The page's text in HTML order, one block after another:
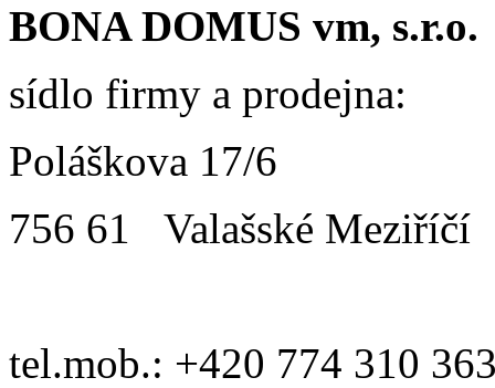
BONA DOMUS vm, s.r.o.
sídlo firmy a prodejna:
Poláškova 17/6
756 61 Valašské Meziříčí
tel.mob.: +420 774 310